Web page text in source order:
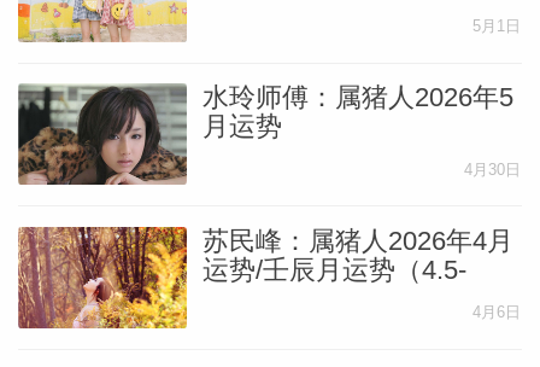
5月1日
水玲师傅：属猪人2026年5
月运势
4月30日
苏民峰：属猪人2026年4月
运势/壬辰月运势（4.5-
4月6日